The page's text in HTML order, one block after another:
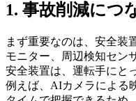
1. 事故削減につ
まず重要なのは、安全装
モニター、周辺検知セン
安全装置は、運転手にと
例えば、AIカメラによる